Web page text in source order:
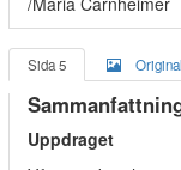
Sida 5 Original
Uppdraget